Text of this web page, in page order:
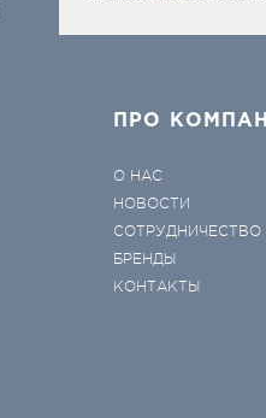
ПРО
О НАС
НОВОСТИ
СОТРУДНИЧЕСТВО
БРЕНДЫ
КОНТАКТЫ